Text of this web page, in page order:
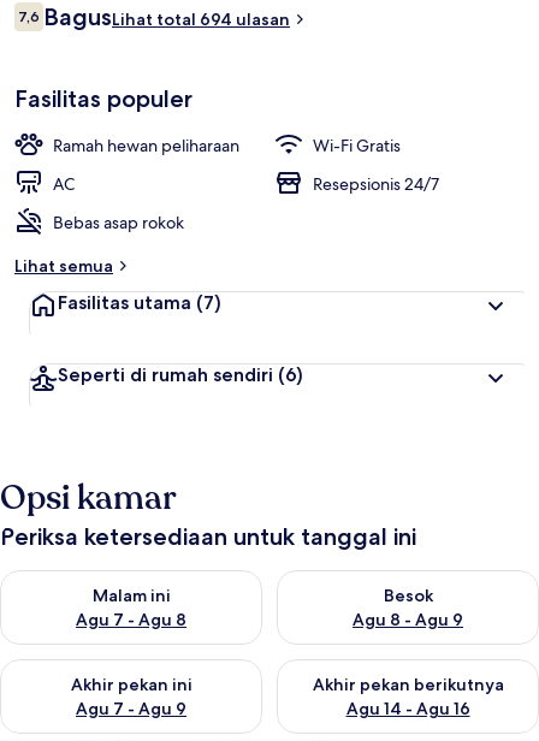
Ulasan
7,67,6 dari 10
BagusLihat total 694 ulasan
Fasilitas populer
Ramah hewan peliharaan
Wi-Fi Gratis
AC
Resepsionis 24/7
Bebas asap rokok
Lihat semua
Fasilitas utama (7)
Seperti di rumah sendiri (6)
Opsi kamar
Periksa ketersediaan untuk tanggal ini
Malam ini
Agu 7 - Agu 8
Periksa ketersediaan untuk malam ini Agu 7 - Agu 8
Besok
Agu 8 - Agu 9
Periksa ketersediaan untuk
Akhir pekan ini
Agu 7 - Agu 9
Periksa ketersediaan untuk akhir pekan ini Agu 7 - Agu 9
Akhir pekan berikutnya
Agu 14 - Agu 16
Periksa ketersediaan untuk